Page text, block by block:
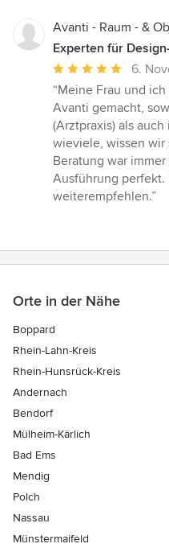
Avanti - Raum - &
Experten für
Durchschnittliche
Bewertung:
5
von
5
Sternen
6.
“Meine Frau und
Avanti gemacht,
(Arztpraxis) als
wieviele, wissen wir
Beratung war
Ausführung
weiterempfehlen.”
Orte in der Nähe
Boppard
Rhein-Lahn-Kreis
Rhein-Hunsrück-Kreis
Andernach
Bendorf
Mülheim-Kärlich
Bad Ems
Mendig
Polch
Nassau
Münstermaifeld